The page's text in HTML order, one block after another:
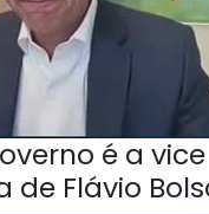
é a vice
de Flávio